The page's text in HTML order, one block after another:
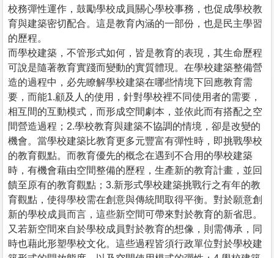
校務彈性運作，鼓勵學校成員關心學校事務，也促成學校教
育與建築密切配合。這是教育內涵的一部份，也是民主學習
的歷程。
而學校建築，不管形式如何，皆是教育的表現，其生命歷程
可說是隨著教育實踐而變動的實質體現。在學校建築整備營
造的過程中，必先瞭解學校建築在哪些情境下回應教育需
要，而能1.顧及人的使用，針對學校裡不同使用者的需要，
相互間的互動模式，而形成空間劇本，並依此而有搭配之空
間營造過程；2.學校教育與建築不協調的情境，卻是改變的
機會。當學校建築比教育更多元豐富有彈性時，即挑戰學校
的教育觀點。而教育優先的概念在遇到不合用的學校建築
時，有機會藉由空間整備的歷程，生產新的教育計畫，並回
饋至原有的教育觀點；3.新形式學校建築挑戰行之有年的教
育觀點，使得學校需在創意與傳統間取得平衡。對於願意創
新的學校成員而言，這些新空間可帶來對於教育的新省思。
又若新空間來自於學校成員對於教育的想像，則需傳承，同
時也藉此形塑學校文化。這些過程皆須行政單位對於學校建